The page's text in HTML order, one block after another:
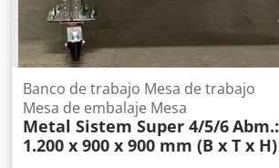
Banco de trabajo Mesa de trabajo
Mesa de embalaje Mesa
Metal Sistem Super 4/5/6Abm.:
1.200 x 900 x 900 mm (B x T x H)